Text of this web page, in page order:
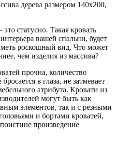
дерева размером 140х200,
статусно. Такая кровать
вашей спальни, будет
роскошный вид. Что может
чем изделия из массива?
прочна, количество
в глаза, не затмевает
атрибута. Кровати из
могут быть как
элементов, так и с резными
и бортами кроватей,
произведение